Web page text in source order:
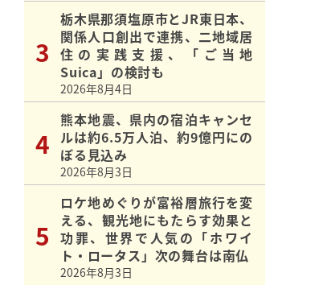
栃木県那須塩原市とJR東日本、
関係人口創出で連携、二地域居
住の実践支援、「ご当地
Suica」の検討も
2026年8月4日
熊本地震、県内の宿泊キャンセ
ルは約6.5万人泊、約9億円にの
ぼる見込み
2026年8月3日
ロケ地めぐりが富裕層旅行を変
える、観光地にもたらす効果と
功罪、世界で人気の「ホワイ
ト・ロータス」次の舞台は南仏
2026年8月3日